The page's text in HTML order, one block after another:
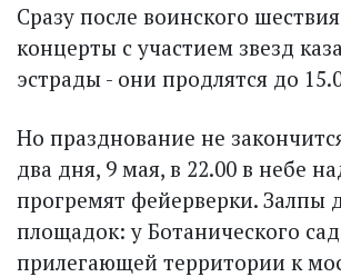
Сразу после воинского
концерты с участием звезд
эстрады - они продлятся до
Но празднование не
два дня, 9 мая, в 22.00 в небе
прогремят фейерверки. Залпы
площадок: у Ботанического
прилегающей территории к